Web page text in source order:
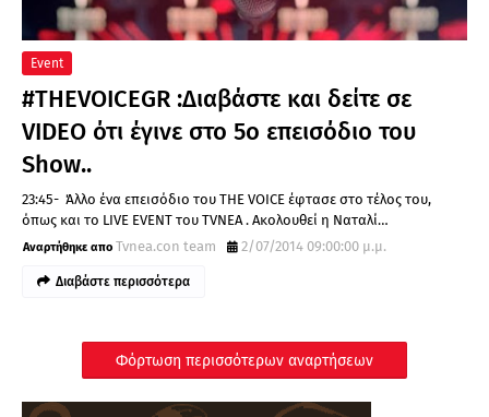
Event
#THEVOICEGR :Διαβάστε και δείτε σε
VIDEO ότι έγινε στο 5ο επεισόδιο του
Show..
23:45- Άλλο ένα επεισόδιο του THE VOICE έφτασε στο τέλος του,
όπως και το LIVE EVENT του TVNEA . Ακολουθεί η Ναταλί…
Tvnea.con team
2/07/2014 09:00:00 μ.μ.
Διαβάστε περισσότερα
Φόρτωση περισσότερων αναρτήσεων